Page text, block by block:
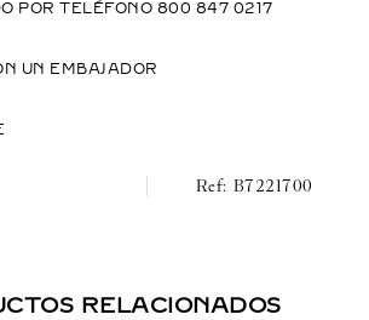
POR TELÉFONO 800 847 0217
UN EMBAJADOR
B7221700
RELACIONADOS